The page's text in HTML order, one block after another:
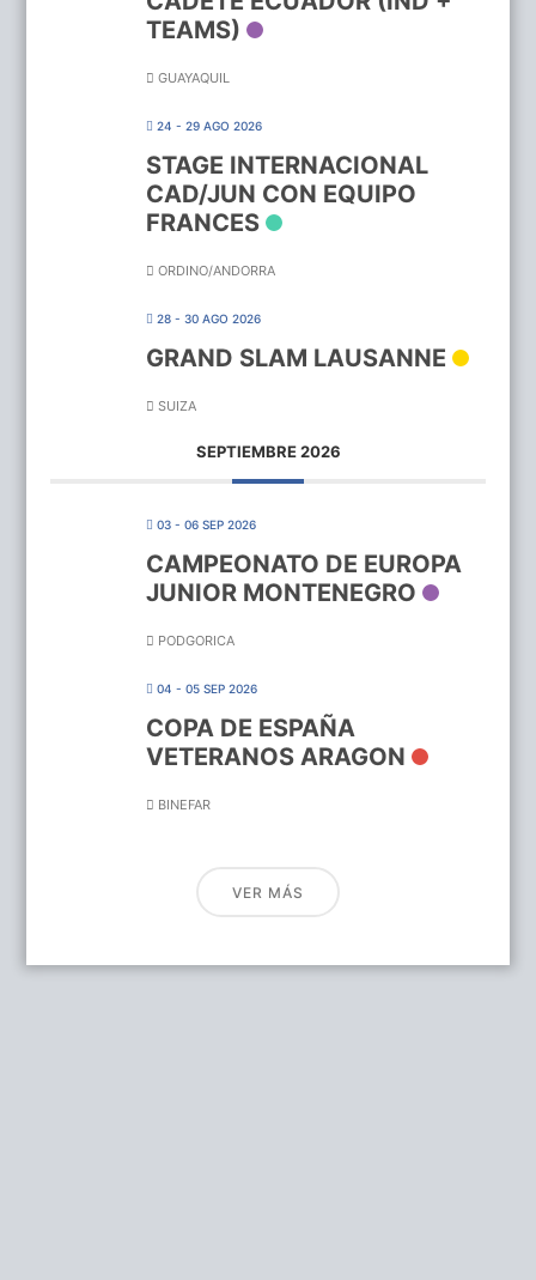
TEAMS)
GUAYAQUIL
24 - 29 AGO 2026
STAGE INTERNACIONAL
CAD/JUN CON EQUIPO
FRANCES
ORDINO/ANDORRA
28 - 30 AGO 2026
GRAND SLAM LAUSANNE
SUIZA
SEPTIEMBRE 2026
03 - 06 SEP 2026
CAMPEONATO DE EUROPA
JUNIOR MONTENEGRO
PODGORICA
04 - 05 SEP 2026
COPA DE ESPAÑA
VETERANOS ARAGON
BINEFAR
VER MÁS